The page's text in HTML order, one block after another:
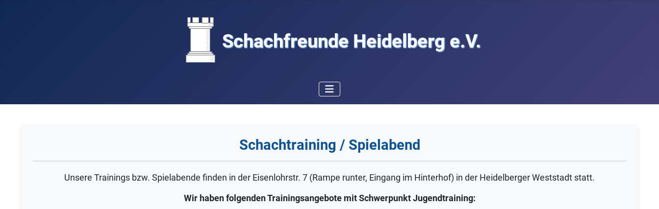
Schachfreunde Heidelberg e.V.
Schachtraining / Spielabend
Unsere Trainings bzw. Spielabende finden in der Eisenlohrstr. 7 (Rampe runter, Eingang im Hinterhof) in der Heidelberger Weststadt statt.
Wir haben folgenden Trainingsangebote mit Schwerpunkt Jugendtraining: